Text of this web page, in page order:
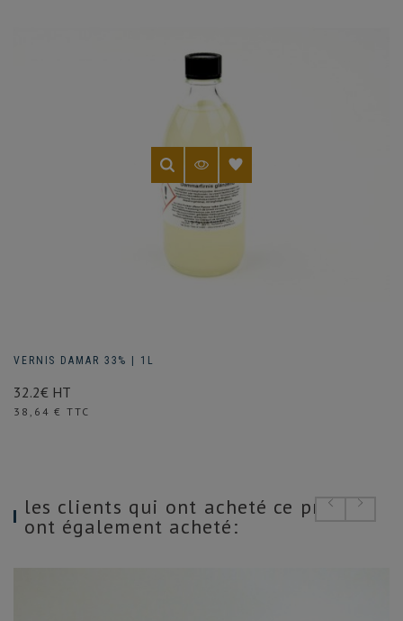
VERNIS DAMAR 33% | 1L
32.2€ HT
Prix
38,64 € TTC
les clients qui ont acheté ce produit
ont également acheté: